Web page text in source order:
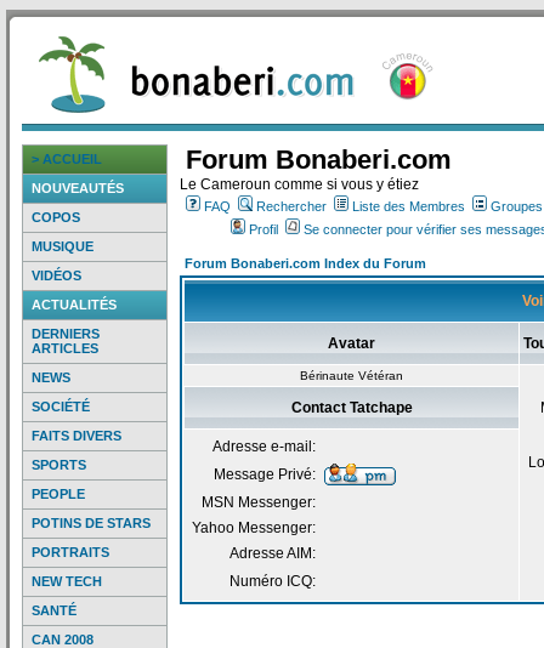
> ACCUEIL
NOUVEAUTÉS
COPOS
MUSIQUE
VIDÉOS
ACTUALITÉS
DERNIERS
ARTICLES
NEWS
SOCIÉTÉ
FAITS DIVERS
SPORTS
PEOPLE
POTINS DE STARS
PORTRAITS
NEW TECH
SANTÉ
CAN 2008
Forum Bonaberi.com
Le Cameroun comme si vous y étiez
FAQ Rechercher Liste des Membres
Profil
Se connecter pour vérifier ses
Forum Bonaberi.com Index du Forum
Avatar
Bérinaute Vétéran
Contact Tatchape
Adresse e-mail:
Message Privé:
MSN Messenger:
Yahoo Messenger:
Adresse AIM:
Numéro ICQ: